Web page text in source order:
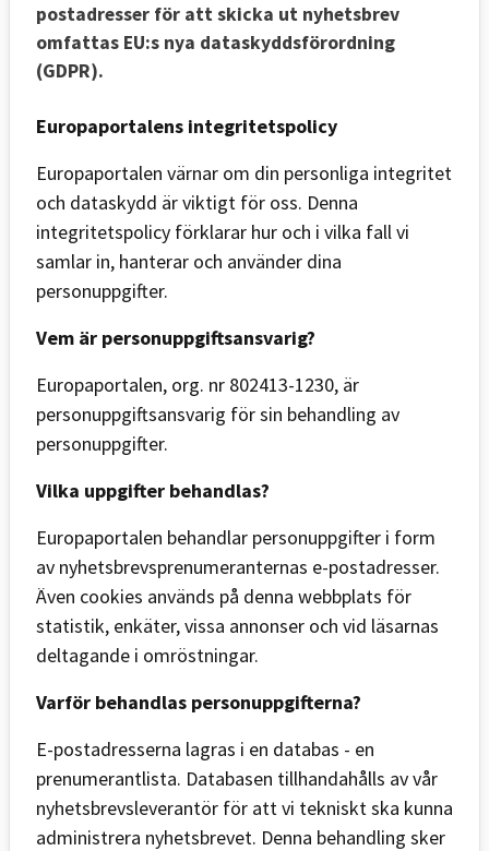
postadresser för att skicka ut nyhetsbrev
omfattas EU:s nya dataskyddsförordning
(GDPR).
Europaportalens integritetspolicy
Europaportalen värnar om din personliga integritet
och dataskydd är viktigt för oss. Denna
integritetspolicy förklarar hur och i vilka fall vi
samlar in, hanterar och använder dina
personuppgifter.
Vem är personuppgiftsansvarig?
Europaportalen, org. nr 802413-1230, är
personuppgiftsansvarig för sin behandling av
personuppgifter.
Vilka uppgifter behandlas?
Europaportalen behandlar personuppgifter i form
av nyhetsbrevsprenumeranternas e-postadresser.
Även cookies används på denna webbplats för
statistik, enkäter, vissa annonser och vid läsarnas
deltagande i omröstningar.
Varför behandlas personuppgifterna?
E-postadresserna lagras i en databas - en
prenumerantlista. Databasen tillhandahålls av vår
nyhetsbrevsleverantör för att vi tekniskt ska kunna
administrera nyhetsbrevet. Denna behandling sker